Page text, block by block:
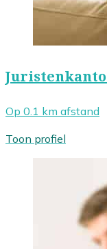
Op 0.1 km afstand
Toon profiel